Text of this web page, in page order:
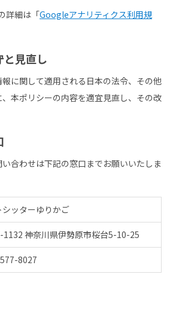
詳細は「Googleアナリティクス利用規
と見直し
に関して適用される日本の法令、その他
本ポリシーの内容を適宜見直し、その改
合わせは下記の窓口までお願いいたしま
シッターゆりかご
1132 神奈川県伊勢原市桜台5-10-25
8027